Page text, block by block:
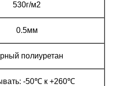
530г/м2
0.5мм
полиуретан
-50℃ к +260℃